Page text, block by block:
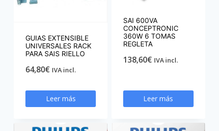
GUIAS EXTENSIBLE
UNIVERSALES RACK
PARA SAIS RIELLO
64,80€ IVA incl.
Leer más
SAI 600VA
CONCEPTRONIC
360W 6 TOMAS
REGLETA
138,60€ IVA incl.
Leer más